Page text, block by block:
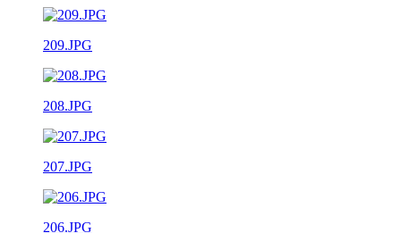
209.JPG
208.JPG
207.JPG
206.JPG